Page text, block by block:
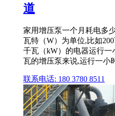
道
家用增压泵一个月耗电多
瓦特（W）为单位,比如
千瓦（kW）的电器运行一
瓦的增压泵来说,运行一小
联系电话: 180 3780 8511